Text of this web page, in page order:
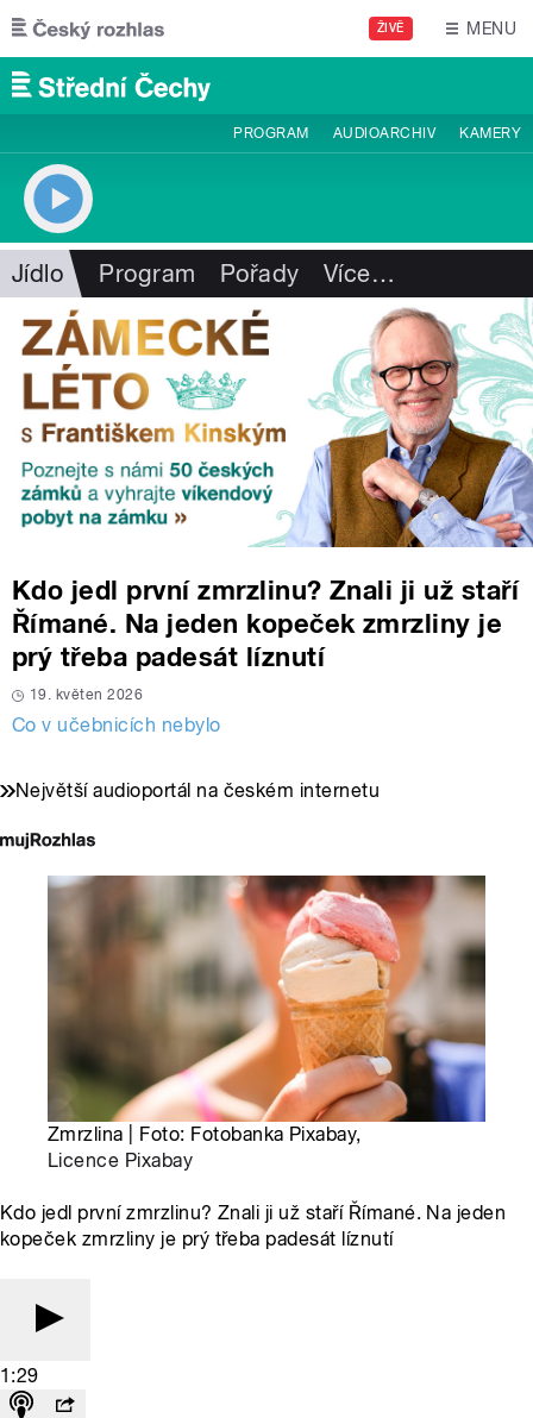
Přejít k hlavnímu obsahu
ŽIVĚ MENU
PROGRAM AUDIOARCHIV KAMERY
Jídlo Program Pořady Více…
Kdo jedl první zmrzlinu? Znali ji už staří
Římané. Na jeden kopeček zmrzliny je
prý třeba padesát líznutí
19. květen 2026
Co v učebnicích nebylo
Největší audioportál na českém internetu
Zmrzlina | Foto: Fotobanka Pixabay,
Licence Pixabay
Kdo jedl první zmrzlinu? Znali ji už staří Římané. Na jeden
kopeček zmrzliny je prý třeba padesát líznutí
1:29